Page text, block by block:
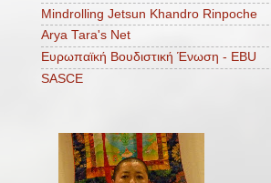
Mindrolling Jetsun Khandro Rinpoche
Arya Tara's Net
Ευρωπαϊκή Βουδιστική Ένωση - EBU
SASCE